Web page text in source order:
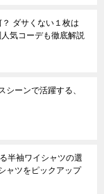
？ ダサくない１枚は
気コーデも徹底解説
シーンで活躍する、
半袖ワイシャツの選
ャツをピックアップ